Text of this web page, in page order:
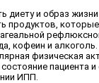
диету и образ жизни
продуктов, которые
кофеин и
физическая
пациента
ИПП.